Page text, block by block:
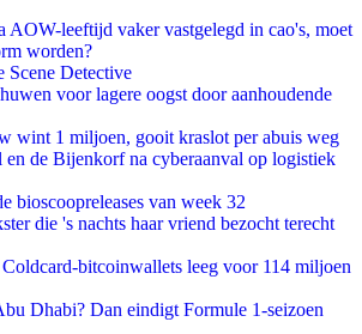
AOW-leeftijd vaker vastgelegd in cao's, moet
worden?
Scene Detective
voor lagere oogst door aanhoudende
wint 1 miljoen, gooit kraslot per abuis weg
de Bijenkorf na cyberaanval op logistiek
bioscoopreleases van week 32
die 's nachts haar vriend bezocht terecht
bitcoinwallets leeg voor 114 miljoen
Dhabi? Dan eindigt Formule 1-seizoen